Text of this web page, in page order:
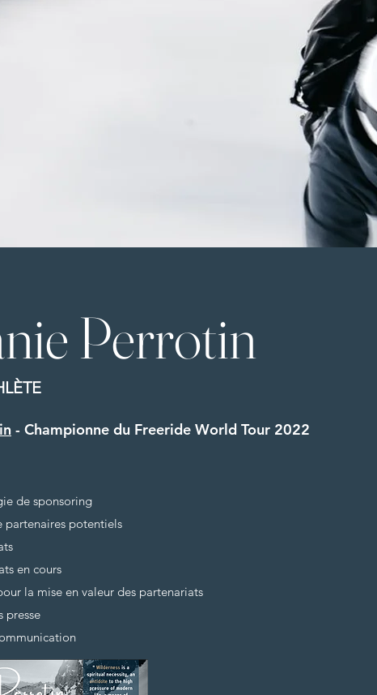
Perrotin
- Championne du Freeride World Tour 2022
de sponsoring
partenaires potentiels
en cours
la mise en valeur des partenariats
presse